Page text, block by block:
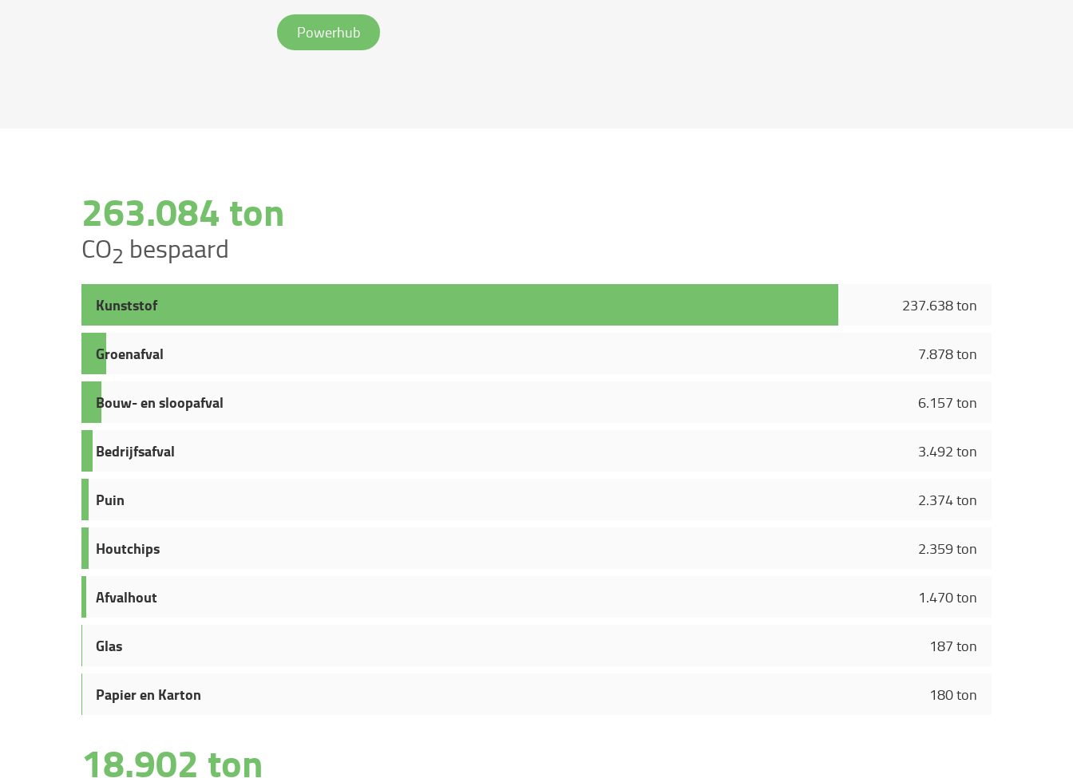
Powerhub
264.735 ton
CO2 bespaard
Kunststof 237.638 ton
Groenafval 7.878 ton
Bouw- en sloopafval 6.157 ton
Bedrijfsafval 3.492 ton
Puin 2.374 ton
Houtchips 2.359 ton
Afvalhout 1.470 ton
Glas 187 ton
Papier en Karton 180 ton
19.022 ton